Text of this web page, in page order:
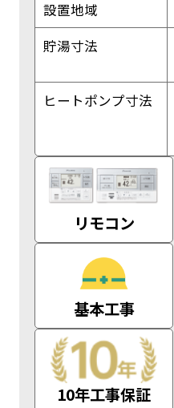
設置地域
貯湯寸法
ヒートポンプ寸法
リモコン
基本工事
10年工事保証